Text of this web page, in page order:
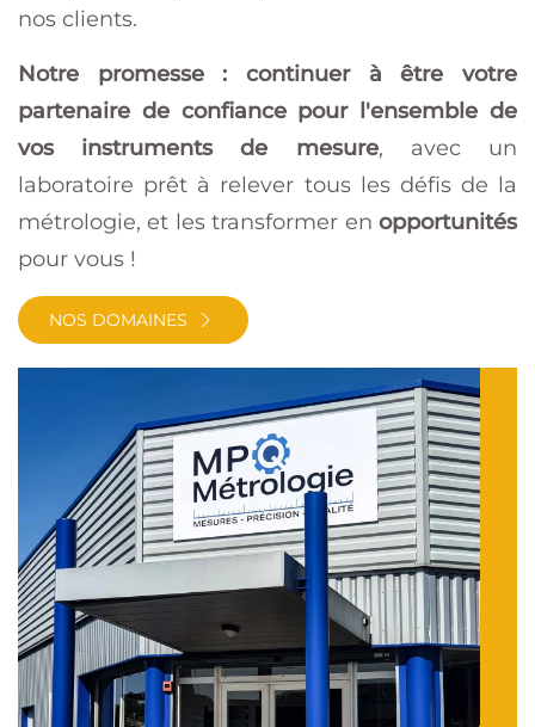
nos clients.
Notre promesse : continuer à être votre
partenaire de confiance pour l'ensemble de
vos instruments de mesure, avec un
laboratoire prêt à relever tous les défis de la
métrologie, et les transformer en opportunités
pour vous !
NOS DOMAINES